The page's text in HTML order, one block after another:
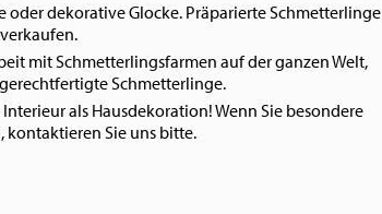
oder dekorative Glocke.Präparierte Schmetterlinge
mit Schmetterlingsfarmen auf der ganzen Welt,
Schmetterlinge.
als Hausdekoration! Wenn Sie besondere
kontaktieren Sie uns bitte.